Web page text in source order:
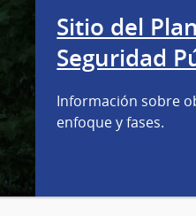
Sitio del
Seguridad
Información sobre
enfoque y fases.